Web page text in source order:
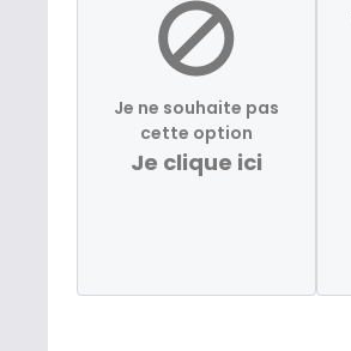
Je ne souhaite pas
cette option
Je clique ici